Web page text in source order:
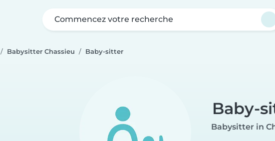
Commencez votre recherche
Babysitter Chassieu Baby-sitter
Baby-
Babysitter in